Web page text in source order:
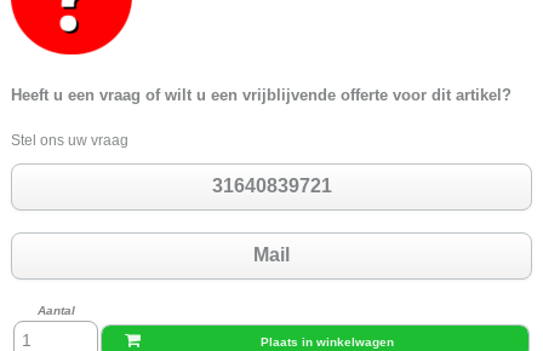
Heeft u een vraag of wilt u een vrijblijvende offerte voor dit artikel?
Stel ons uw vraag
31640839721
Mail
Aantal
Plaats in winkelwagen